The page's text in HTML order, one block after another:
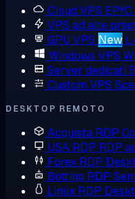
Cloud VPS
VPS ad alte
GPU VPS New
Windows VPS
Server dedicati
Custom VPS
DESKTOP REMOTO
Acquista RDP
USA RDP RDP
Forex RDP
Botting RDP
Linux RDP